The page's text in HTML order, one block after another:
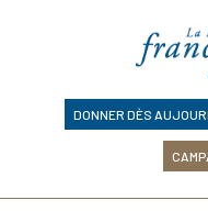
DONNER DÈS